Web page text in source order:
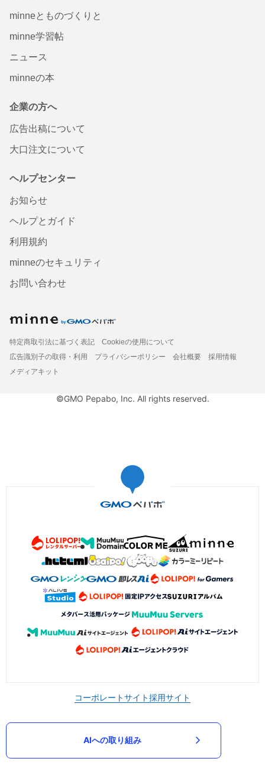
minneとものづくりと
minne学習帖
ニュース
minneの本
企業の方へ
広告出稿について
大口注文について
ヘルプセンター
お知らせ
ヘルプとガイド
利用規約
minneのセキュリティ
お問い合わせ
特定商取引法に基づく表記
Cookieの使用について
広告識別子の取得・利用
プライバシーポリシー 会社概要
採用情報
メディアキット
©GMO Pepabo, Inc. All rights reserved.
コーポレートサイト採用サイト
AIへの取り組み